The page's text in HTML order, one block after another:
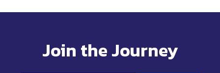
Join the Journey